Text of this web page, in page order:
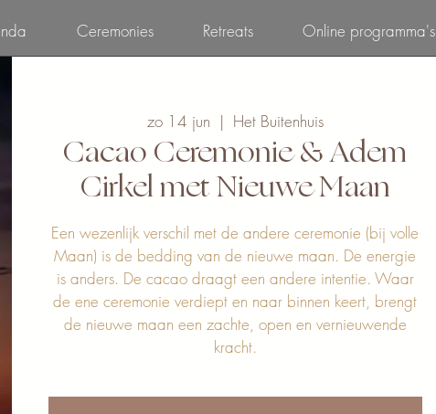
zo 14 jun
  |
Het Buitenhuis
Cacao Ceremonie & Adem
Cirkel met Nieuwe Maan
Een wezenlijk verschil met de andere ceremonie (bij volle
Maan) is de bedding van de nieuwe maan. De energie
is anders. De cacao draagt een andere intentie. Waar
de ene ceremonie verdiept en naar binnen keert, brengt
de nieuwe maan een zachte, open en vernieuwende
kracht.
Ceremonies Retreats Online programma's